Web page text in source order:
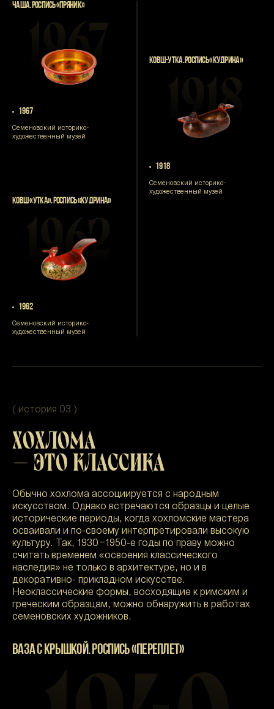
ЧАША. РОСПИСЬ «ПРЯНИК»
1967
1967
Семеновский историко-
художественный музей
КОВШ-УТКА. РОСПИСЬ «КУДРИНА»
1918
1918
Семеновский историко-
художественный музей
КОВШ «УТКА». РОСПИСЬ «КУДРИНА»
1962
1962
Семеновский историко-
художественный музей
( история 03 )
ХОХЛОМА
— ЭТО КЛАССИКА
Обычно хохлома ассоциируется с народным
искусством. Однако встречаются образцы и целые
исторические периоды, когда хохломские мастера
осваивали и по-своему интерпретировали высокую
культуру. Так, 1930–1950-е годы по праву можно
считать временем «освоения классического
наследия» не только в архитектуре, но и в
декоративно- прикладном искусстве.
Неоклассические формы, восходящие к римским и
греческим образцам, можно обнаружить в работах
семеновских художников.
ВАЗА С КРЫШКОЙ. РОСПИСЬ «ПЕРЕПЛЕТ»